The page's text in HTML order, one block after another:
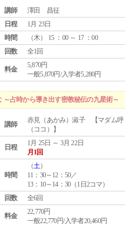
講師
澤田 昌征
日程
1月 23日
時間
（木） 15 ：00 ～ 17 ：00
回数
全1回
料金
5,870円
一般5,870円/入学者5,280円
～占時から導き出す密教秘伝の九星術～
講師
赤見（あかみ）淑子 【マダム呼
（ココ）】
日程
1月 25日 ～ 3月 22日
月1回
時間
（土）
11：30～12：50／
13：10～14：30（1日2コマ）
回数
全6回
料金
22,770円
一般22,770円/入学者20,460円